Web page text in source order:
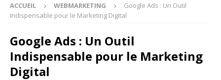
ACCUEIL WEBMARKETING
Google Ads : Un Outil
Indispensable pour le Marketing Digital
Google Ads : Un Outil
Indispensable pour le Marketing
Digital